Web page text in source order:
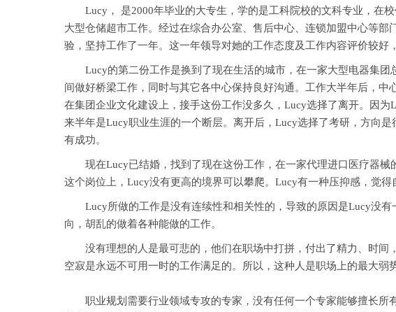
Lucy， 是2000年毕业的大专生，学的是工科院校的文科专业，在校
大型仓储超市工作。经过在综合办公室、售后中心、连锁加盟中心等
验，坚持工作了一年。这一年领导对她的工作态度及工作内容评价较好
Lucy的第二份工作是换到了现在生活的城市，在一家大型电器集团
间做好桥梁工作，同时与其它各中心保持良好沟通。工作大半年后，
在集团企业文化建设上，接手这份工作没多久，Lucy选择了离开。因
来半年是Lucy职业生涯的一个断层。离开后，Lucy选择了考研，方向
有成功。
现在Lucy已结婚，找到了现在这份工作，在一家代理进口医疗器械
这个岗位上，Lucy没有更高的境界可以攀爬。Lucy有一种压抑感，觉
Lucy所做的工作是没有连续性和相关性的，导致的原因是Lucy没有
向，胡乱的做着各种能做的工作。
没有理想的人是最可悲的，他们在职场中打拼，付出了精力、时间
空寂是永远不可用一时的工作满足的。所以，这种人是职场上的最大弱
职业规划需要行业领域专攻的专家，没有任何一个专家能够擅长所